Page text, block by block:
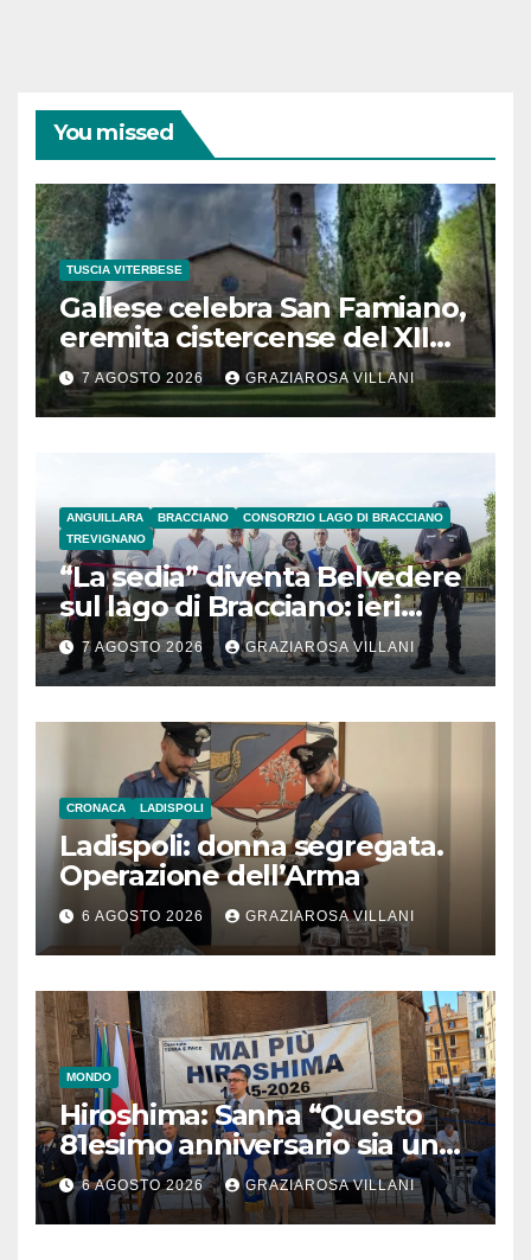
You missed
TUSCIA VITERBESE
Gallese celebra San Famiano,
eremita cistercense del XII
secolo
7 AGOSTO 2026 GRAZIAROSA VILLANI
ANGUILLARA BRACCIANO
CONSORZIO LAGO DI BRACCIANO
TREVIGNANO
“La sedia” diventa Belvedere
sul lago di Bracciano: ieri
l’inaugurazione
7 AGOSTO 2026 GRAZIAROSA VILLANI
CRONACA LADISPOLI
Ladispoli: donna segregata.
Operazione dell’Arma
6 AGOSTO 2026 GRAZIAROSA VILLANI
MONDO
Hiroshima: Sanna “Questo
81esimo anniversario sia un
monito per tutti”
6 AGOSTO 2026 GRAZIAROSA VILLANI